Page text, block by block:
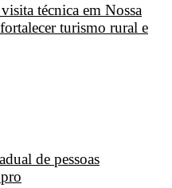
técnica em Nossa
turismo rural e
de pessoas